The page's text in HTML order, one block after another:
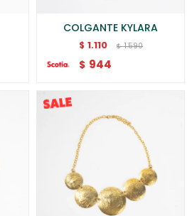
COLGANTE KYLARA
$ 1.110 $ 1.590
$ 944